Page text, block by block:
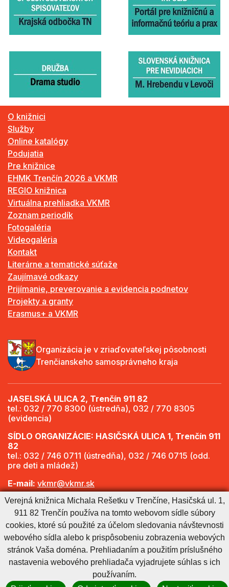
O knižnici
Služby
Online katalógy
Podujatia
Pre knižnice
EHMK Trenčín 2026 a VKMR
REGIO knižnica
Virtuálna prehliadka VKMR
Zoznam periodík
Fotogaléria
Videogaléria
Kontakt
Literárne a tematické súťaže
Zaujímavé odkazy
Prijímanie, preverovanie a evidencia podnetov
Projekty a granty
Erasmus+ a VKMR
Organizácia je v zriaďovateľskej pôsobnosti
Trenčianskeho samosprávneho kraja
JASELSKÁ ULICA 2, Trenčín 911 82
tel.: 032 / 770 8300 (ústredňa), 032 / 770 8305
(evidencia)
SÍDLO ORGANIZÁCIE: HASIČSKÁ ULICA 1, Trenčín 911
82
tel.: 032 / 746 0711 (ústredňa), 032 / 746 0715 (odd.
pre deti a mládež)
E-mail: vkmr@vkmr.sk
Web: http://www.vkmr.sk
Viac informácií - Otváracie hodiny
Cookies nastavenieCookies - viac informáciíVyhlásenie o prístupnosti
Technický prevádzkovateľ
Správca obsahu
GenerujeCMS BUXUS
Verejná knižnica Michala Rešetku v Trenčíne, Hasičská ul. 1,
911 82 Trenčín používa na tomto webovom sídle súbory
cookies, ktoré sú použité za účelom sledovania návštevnosti
webového sídla alebo k prispôsobeniu zobrazenia webových
stránok Vaša doména. Prehliadaním a použitím príslušného
nastavenia webového prehliadača vyjadrujete súhlas s ich
používaním.